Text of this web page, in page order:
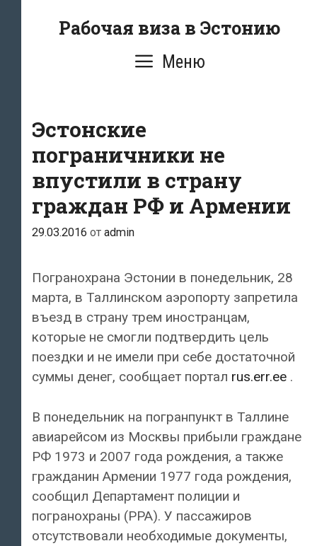
Рабочая виза в Эстонию
Меню
Эстонские
пограничники не
впустили в страну
граждан РФ и Армении
29.03.2016 от admin
Погранохрана Эстонии в понедельник, 28
марта, в Таллинском аэропорту запретила
въезд в страну трем иностранцам,
которые не смогли подтвердить цель
поездки и не имели при себе достаточной
суммы денег, сообщает портал rus.err.ee .
В понедельник на погранпункт в Таллине
авиарейсом из Москвы прибыли граждане
РФ 1973 и 2007 года рождения, а также
гражданин Армении 1977 года рождения,
сообщил Департамент полиции и
погранохраны (PPA). У пассажиров
отсутствовали необходимые документы,